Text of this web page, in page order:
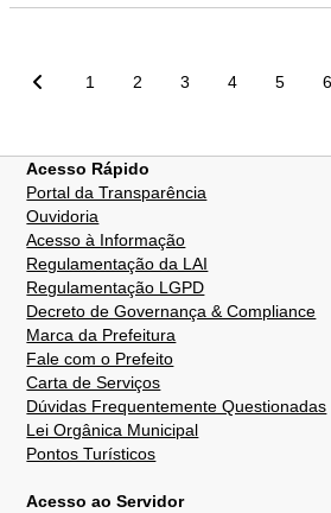
Paginação
1 2 3 4 5 6
Acesso Rápido
Portal da Transparência
Ouvidoria
Acesso à Informação
Regulamentação da LAI
Regulamentação LGPD
Decreto de Governança & Compliance
Marca da Prefeitura
Fale com o Prefeito
Carta de Serviços
Dúvidas Frequentemente Questionadas
Lei Orgânica Municipal
Pontos Turísticos
Acesso ao Servidor